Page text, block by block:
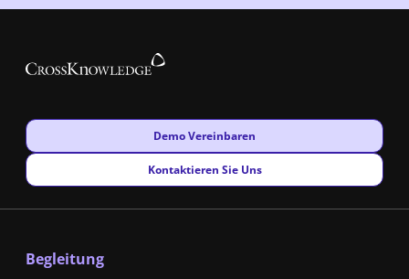
New window
Demo Vereinbaren
New window
Kontaktieren Sie Uns
Begleitung